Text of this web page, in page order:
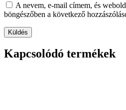
A nevem, e-mail címem, és
böngészőben a következő
Kapcsolódó termékek